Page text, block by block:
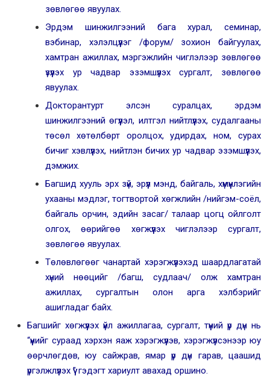
зөвлөгөө явуулах.
Эрдэм шинжилгээний бага хурал, семинар,
вэбинар, хэлэлцүүлэг /форум/ зохион байгуулах,
хамтран ажиллах, мэргэжлийн чиглэлээр зөвлөгөө
үзүүлэх ур чадвар эзэмшүүлэх сургалт, зөвлөгөө
явуулах.
Докторантурт элсэн суралцах, эрдэм
шинжилгээний өгүүлэл, илтгэл нийтлүүлэх, судалгааны
төсөл хөтөлбөрт оролцох, удирдах, ном, сурах
бичиг хэвлүүлэх, нийтлэн бичих ур чадвар эзэмшүүлэх,
дэмжих.
Багшид хууль эрх зүй, эрүүл мэнд, байгаль, хүмүүнлэгийн
ухааны мэдлэг, тогтвортой хөгжлийн /нийгэм-соёл,
байгаль орчин, эдийн засаг/ талаар цогц ойлголт
олгох, өөрийгөө хөгжүүлэх чиглэлээр сургалт,
зөвлөгөө явуулах.
Төлөвлөгөөг чанартай хэрэгжүүлэхэд шаардлагатай
хүний нөөцийг /багш, судлаач/ олж хамтран
ажиллах, сургалтын олон арга хэлбэрийг
ашигладаг байх.
Багшийг хөгжүүлэх үйл ажиллагаа, сургалт, түүний үр дүн нь
“үүнийг сураад хэрхэн яаж хэрэгжүүлэв, хэрэгжүүлсэнээр юу
өөрчлөгдөв, юу сайжрав, ямар үр дүн гарав, цаашид
үргэлжлүүлэх үү” гэдэгт хариулт авахад оршино.